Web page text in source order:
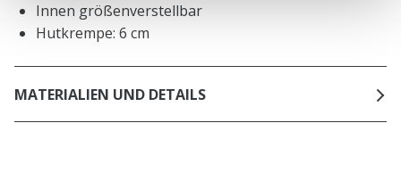
Innen größenverstellbar
Hutkrempe: 6 cm
MATERIALIEN UND DETAILS